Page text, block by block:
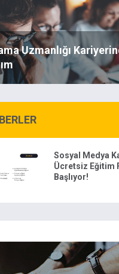
Uzmanlığı
Sosyal Medya
Ücretsiz Eğitim
Başlıyor!